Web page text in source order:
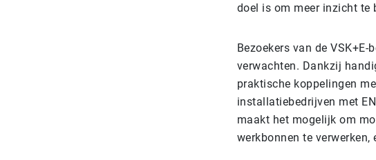
doel is om meer inzicht te
Bezoekers van de
verwachten. Dankzij
praktische koppelingen
installatiebedrijven met
maakt het mogelijk om
werkbonnen te